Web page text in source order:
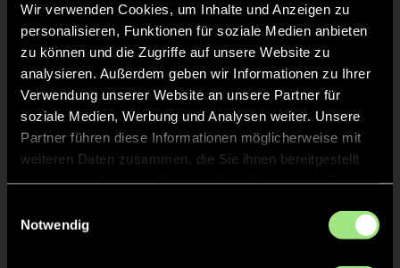
Wir verwenden Cookies, um Inhalte und Anzeigen zu
personalisieren, Funktionen für soziale Medien anbieten
zu können und die Zugriffe auf unsere Website zu
analysieren. Außerdem geben wir Informationen zu Ihrer
Verwendung unserer Website an unsere Partner für
soziale Medien, Werbung und Analysen weiter. Unsere
Partner führen diese Informationen möglicherweise mit
weiteren Daten zusammen, die Sie ihnen bereitgestellt
Notwendig
1' TOR 1:0, FELDTOR
1' TOR 1:0, FELDTOR
1' TOR 1:0, FELDTOR